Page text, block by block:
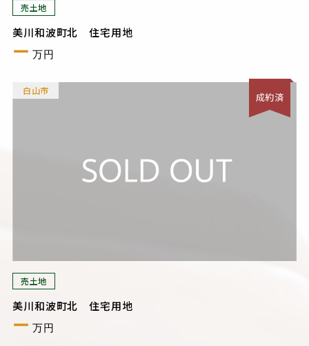
売土地
美川和波町北 住宅用地
ー 万円
白山市
成約済
売土地
美川和波町北 住宅用地
ー 万円